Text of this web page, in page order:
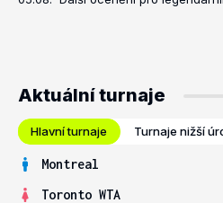
Aktuální turnaje
Hlavní turnaje Turnaje nižší
Montreal
Toronto WTA